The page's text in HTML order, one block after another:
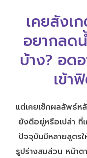
เคยสังเ
อยากลด
บ้าง? อด
เข้า
แต่เคยเช็กผลลัพธ์ห
ยังดีอยู่หรือเปล่า ที่
ปัจจุบันมีหลายสูตร
รูปร่างสมส่วน หน้า